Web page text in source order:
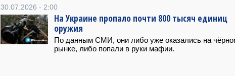
30.07.2026 - 2:00
На Украине пропало почти 800 тысяч единиц
оружия
По данным СМИ, они либо уже оказались на
рынке, либо попали в руки мафии.